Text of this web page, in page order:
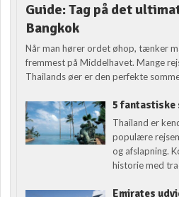
Guide: Tag på det
Bangkok
Når man hører ordet øhop, tænker
fremmest på Middelhavet. Mange
Thailands øer er den perfekte
5 fantastiske
Thailand er
populære
og afslapning.
historie med
Emirates